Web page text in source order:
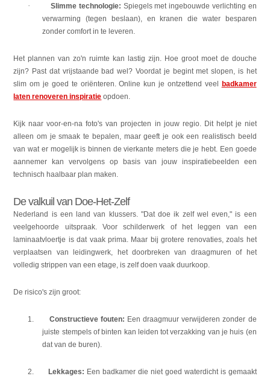
· Slimme technologie: Spiegels met ingebouwde verlichting en
verwarming (tegen beslaan), en kranen die water besparen
zonder comfort in te leveren.
Het plannen van zo'n ruimte kan lastig zijn. Hoe groot moet de douche
zijn? Past dat vrijstaande bad wel? Voordat je begint met slopen, is het
slim om je goed te oriënteren. Online kun je ontzettend veel badkamer
laten renoveren inspiratie opdoen.
Kijk naar voor-en-na foto's van projecten in jouw regio. Dit helpt je niet
alleen om je smaak te bepalen, maar geeft je ook een realistisch beeld
van wat er mogelijk is binnen de vierkante meters die je hebt. Een goede
aannemer kan vervolgens op basis van jouw inspiratiebeelden een
technisch haalbaar plan maken.
De valkuil van Doe-Het-Zelf
Nederland is een land van klussers. "Dat doe ik zelf wel even," is een
veelgehoorde uitspraak. Voor schilderwerk of het leggen van een
laminaatvloertje is dat vaak prima. Maar bij grotere renovaties, zoals het
verplaatsen van leidingwerk, het doorbreken van draagmuren of het
volledig strippen van een etage, is zelf doen vaak duurkoop.
De risico's zijn groot:
1. Constructieve fouten: Een draagmuur verwijderen zonder de
juiste stempels of binten kan leiden tot verzakking van je huis (en
dat van de buren).
2. Lekkages: Een badkamer die niet goed waterdicht is gemaakt